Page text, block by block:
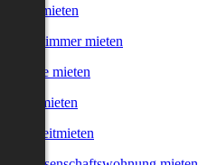
Haus mieten
WG-Zimmer mieten
Garage mieten
Büro mieten
Kurzzeitmieten